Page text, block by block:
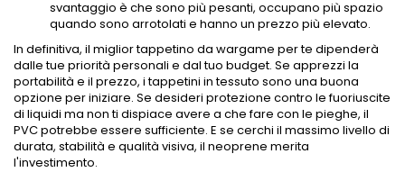
svantaggio è che sono più pesanti, occupano più spazio
quando sono arrotolati e hanno un prezzo più elevato.
In definitiva, il miglior tappetino da wargame per te dipenderà
dalle tue priorità personali e dal tuo budget. Se apprezzi la
portabilità e il prezzo, i tappetini in tessuto sono una buona
opzione per iniziare. Se desideri protezione contro le fuoriuscite
di liquidi ma non ti dispiace avere a che fare con le pieghe, il
PVC potrebbe essere sufficiente. E se cerchi il massimo livello di
durata, stabilità e qualità visiva, il neoprene merita
l'investimento.